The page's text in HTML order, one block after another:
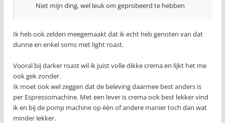
Niet mijn ding, wel leuk om geprobeerd te hebben
Ik heb ook zelden meegemaakt dat ik echt heb genoten van dat
dunne en enkel soms met light roast.
Vooral bij darker roast wil ik juist volle dikke crema en lijkt het me
ook gek zonder.
Ik moet ook wel zeggen dat de beleving daarmee best anders is
per Espressomachine. Met een lever is crema ook best lekker vind
ik en bij de pomp machine op èèn of andere manier toch dan wat
minder lekker.